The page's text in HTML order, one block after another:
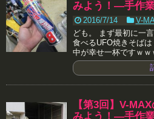
みよう！―手作
2016/7/14
V-
ども。 まず最初に一
食べるUFO焼きそば
中が幸せ一杯ですｗｗ
【第3回】V-
みよう！―手作